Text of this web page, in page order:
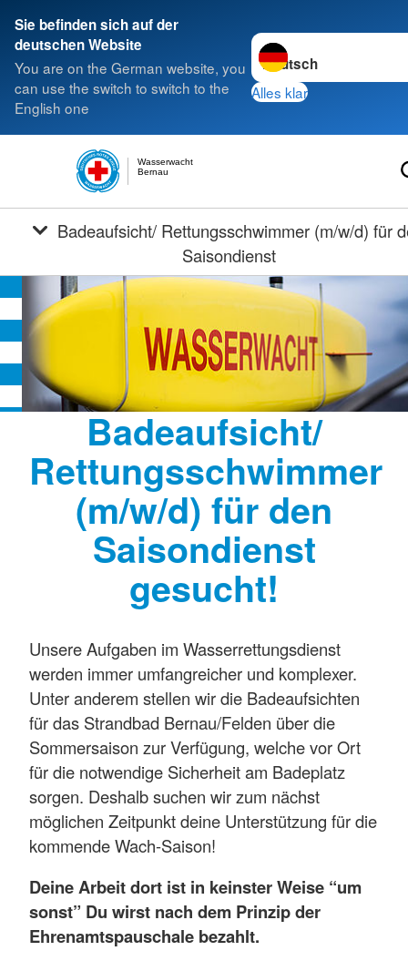
Sie befinden sich auf der
deutschen Website
You are on the German website, you
can use the switch to switch to the
English one
Sprache wechseln zu
Alles klar
Bernau
Wasserwacht
Saisondienst
Badeaufsicht/
Rettungsschwimmer
(m/w/d) für den
Saisondienst
gesucht!
Unsere Aufgaben im Wasserrettungsdienst
werden immer umfangreicher und komplexer.
Unter anderem stellen wir die Badeaufsichten
für das Strandbad Bernau/Felden über die
Sommersaison zur Verfügung, welche vor Ort
für die notwendige Sicherheit am Badeplatz
sorgen. Deshalb suchen wir zum nächst
möglichen Zeitpunkt deine Unterstützung für die
kommende Wach-Saison!
Deine Arbeit dort ist in keinster Weise “um
sonst” Du wirst nach dem Prinzip der
Ehrenamtspauschale bezahlt.